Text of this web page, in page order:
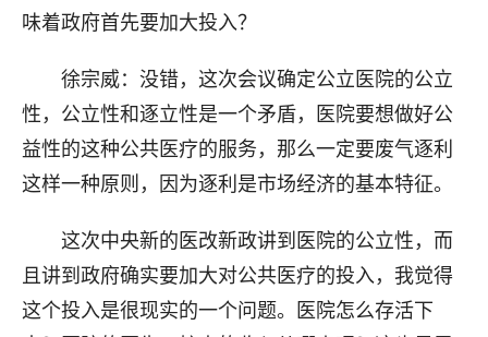
味着政府首先要加大投入？
徐宗威：没错，这次会议确定公立医院的公立
性，公立性和逐立性是一个矛盾，医院要想做好公
益性的这种公共医疗的服务，那么一定要废气逐利
这样一种原则，因为逐利是市场经济的基本特征。
这次中央新的医改新政讲到医院的公立性，而
且讲到政府确实要加大对公共医疗的投入，我觉得
这个投入是很现实的一个问题。医院怎么存活下